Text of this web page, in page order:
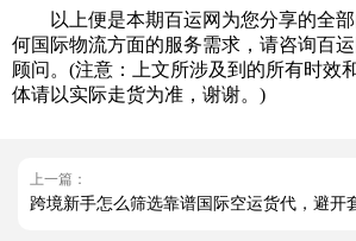
以上便是本期百运网为您分享的全部
何国际物流方面的服务需求，请咨询百
顾问。(注意：上文所涉及到的所有时效
体请以实际走货为准，谢谢。)
上一篇：